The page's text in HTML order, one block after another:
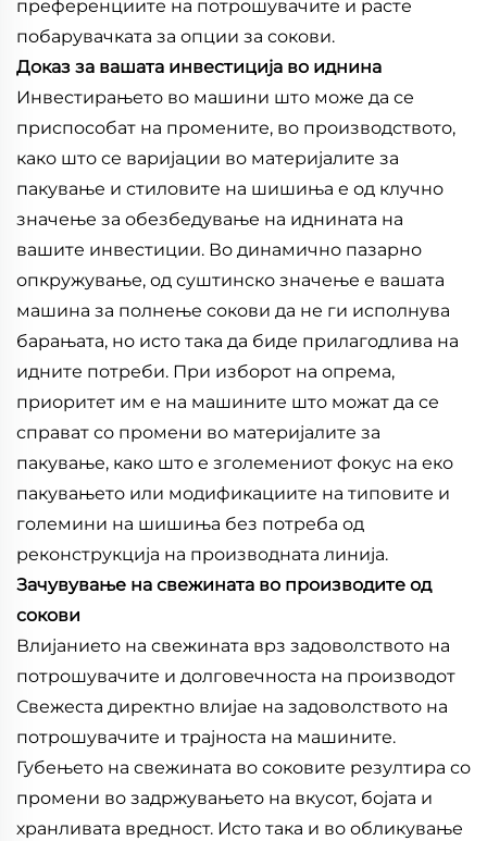
преференциите на потрошувачите и расте
побарувачката за опции за сокови.
Доказ за вашата инвестиција во иднина
Инвестирањето во машини што може да се
приспособат на промените, во производството,
како што се варијации во материјалите за
пакување и стиловите на шишиња е од клучно
значење за обезбедување на иднината на
вашите инвестиции. Во динамично пазарно
опкружување, од суштинско значење е вашата
машина за полнење сокови да не ги исполнува
барањата, но исто така да биде прилагодлива на
идните потреби. При изборот на опрема,
приоритет им е на машините што можат да се
справат со промени во материјалите за
пакување, како што е зголемениот фокус на еко
пакувањето или модификациите на типовите и
големини на шишиња без потреба од
реконструкција на производната линија.
Зачувување на свежината во производите од
сокови
Влијанието на свежината врз задоволството на
потрошувачите и долговечноста на производот
Свежеста директно влијае на задоволството на
потрошувачите и трајноста на машините.
Губењето на свежината во соковите резултира со
промени во задржувањето на вкусот, бојата и
хранливата вредност. Исто така и во обликување